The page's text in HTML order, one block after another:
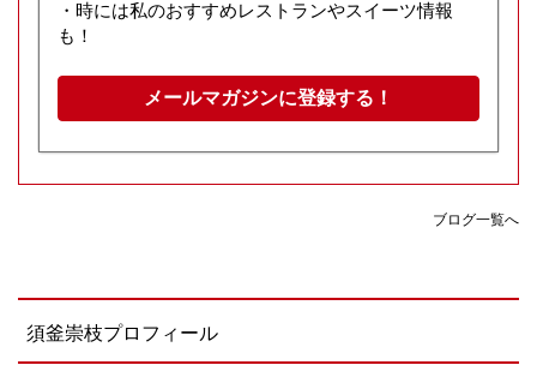
・時には私のおすすめレストランやスイーツ情報
も！
メールマガジンに登録する！
ブログ一覧へ
須釜崇枝プロフィール